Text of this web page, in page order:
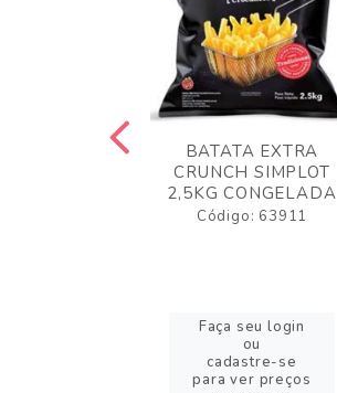
BATATA EXTRA
CRUNCH SIMPLOT
2,5KG CONGELADA
Código: 63911
Faça seu login
ou
cadastre-se
para ver preços